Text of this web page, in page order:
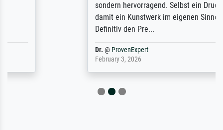
sondern hervorragend. Selbst ein Druck ist
damit ein Kunstwerk im eigenen Sinne.
Definitiv den Pre...